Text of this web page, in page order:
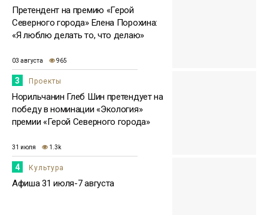
Претендент на премию «Герой
Северного города» Елена Порохина:
«Я люблю делать то, что делаю»
03 августа 965
3 Проекты
Норильчанин Глеб Шин претендует на
победу в номинации «Экология»
премии «Герой Северного города»
31 июля 1.3k
4 Культура
Афиша 31 июля-7 августа